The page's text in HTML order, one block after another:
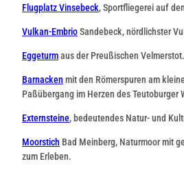
Flugplatz Vinsebeck, Sportfliegerei auf
Vulkan-EmbrioSandebeck, nördlichster
Eggeturmaus der Preußischen Velmerstot.
Barnacken mit den Römerspuren am
Paßübergang im Herzen des Teutoburger
Externsteine, bedeutendes Natur- und
Moorstich Bad Meinberg, Naturmoor mit
zum Erleben.